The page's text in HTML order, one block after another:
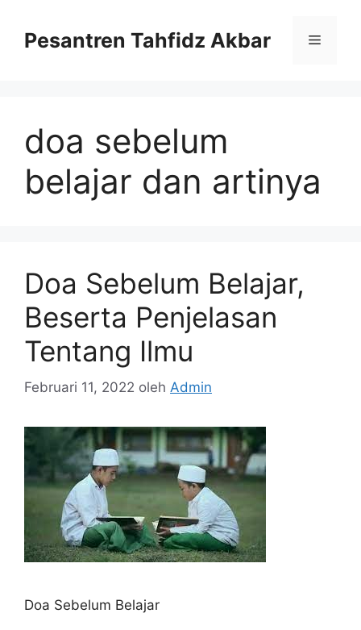
Pesantren Tahfidz Akbar Menu
doa sebelum
belajar dan artinya
Doa Sebelum Belajar,
Beserta Penjelasan
Tentang Ilmu
Februari 11, 2022 oleh Admin
Doa Sebelum Belajar